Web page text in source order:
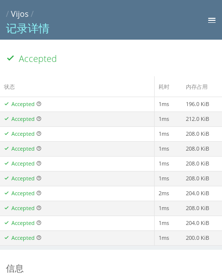
/Vijos /
记录详情
Accepted
状态 耗时 内存占用
Accepted 1ms 196.0 KiB
Accepted 1ms 212.0 KiB
Accepted 1ms 208.0 KiB
Accepted 1ms 208.0 KiB
Accepted 1ms 208.0 KiB
Accepted 1ms 208.0 KiB
Accepted 2ms 204.0 KiB
Accepted 1ms 208.0 KiB
Accepted 1ms 204.0 KiB
Accepted 1ms 200.0 KiB
信息